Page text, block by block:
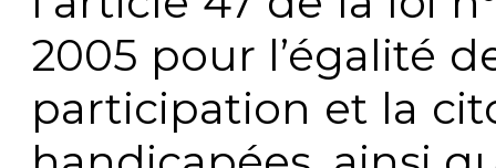
2005 pour l’égalité
participation et la